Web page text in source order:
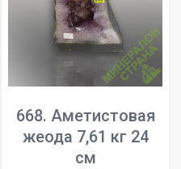
668. Аметистовая
жеода 7,61 кг 24
см